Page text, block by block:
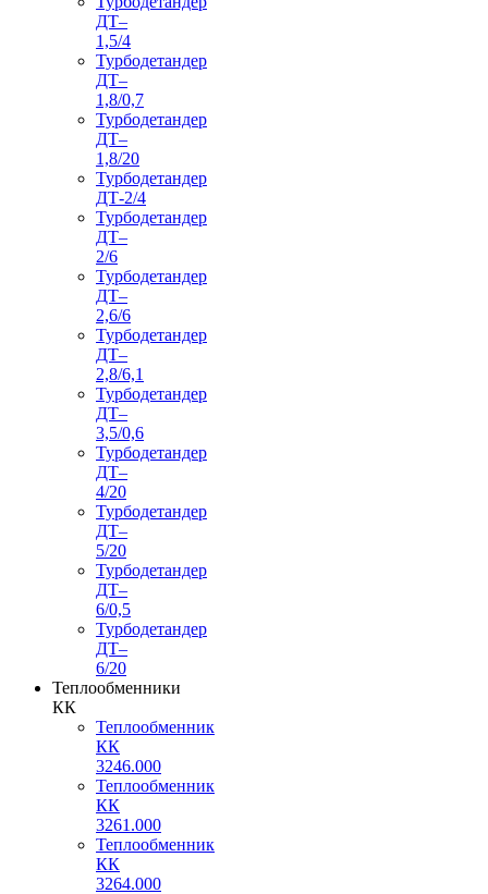
ДТ–
1,5/4
Турбодетандер
ДТ–
1,8/0,7
Турбодетандер
ДТ–
1,8/20
Турбодетандер
ДТ-2/4
Турбодетандер
ДТ–
2/6
Турбодетандер
ДТ–
2,6/6
Турбодетандер
ДТ–
2,8/6,1
Турбодетандер
ДТ–
3,5/0,6
Турбодетандер
ДТ–
4/20
Турбодетандер
ДТ–
5/20
Турбодетандер
ДТ–
6/0,5
Турбодетандер
ДТ–
6/20
Теплообменники
КК
Теплообменник
КК
3246.000
Теплообменник
КК
3261.000
Теплообменник
КК
3264.000